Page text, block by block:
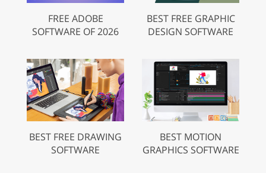
FREE ADOBE
SOFTWARE OF 2026
BEST FREE GRAPHIC
DESIGN SOFTWARE
BEST FREE DRAWING
SOFTWARE
BEST MOTION
GRAPHICS SOFTWARE